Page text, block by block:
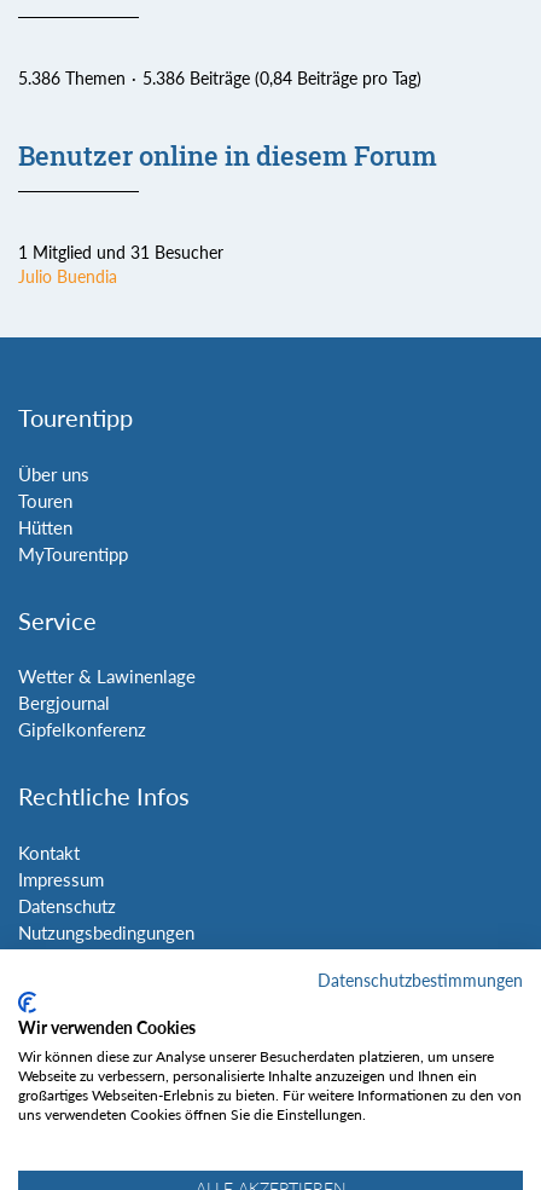
5.386 Themen 5.386 Beiträge (0,84 Beiträge pro Tag)
Benutzer online in diesem Forum
1 Mitglied und 31 Besucher
Julio Buendia
Tourentipp
Über uns
Touren
Hütten
MyTourentipp
Service
Wetter & Lawinenlage
Bergjournal
Gipfelkonferenz
Rechtliche Infos
Kontakt
Impressum
Datenschutz
Nutzungsbedingungen
Social Media
Gefällt mir
Datenschutzbestimmungen
Wir verwenden Cookies
Wir können diese zur Analyse unserer Besucherdaten platzieren, um unsere
Webseite zu verbessern, personalisierte Inhalte anzuzeigen und Ihnen ein
großartiges Webseiten-Erlebnis zu bieten. Für weitere Informationen zu den von
uns verwendeten Cookies öffnen Sie die Einstellungen.